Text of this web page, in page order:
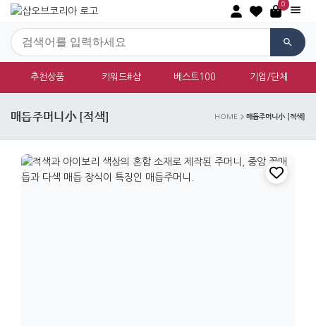
0
추천상품 키워드#샵 베스트100 기업/단체
매듭주머니小 [적색] HOME 매듭주머니小 [적색]